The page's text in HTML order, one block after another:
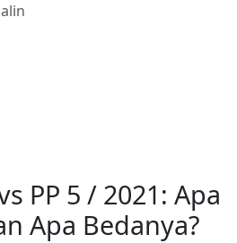
PP 5 / 2021: Apa
Apa Bedanya?